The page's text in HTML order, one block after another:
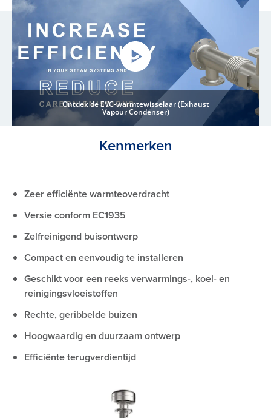
Ontdek de EVC-warmtewisselaar (Exhaust
Vapour Condenser)
Kenmerken
Zeer efficiënte warmteoverdracht
Versie conform EC1935
Zelfreinigend buisontwerp
Compact en eenvoudig te installeren
Geschikt voor een reeks verwarmings-, koel- en
reinigingsvloeistoffen
Rechte, geribbelde buizen
Hoogwaardig en duurzaam ontwerp
Efficiënte terugverdientijd